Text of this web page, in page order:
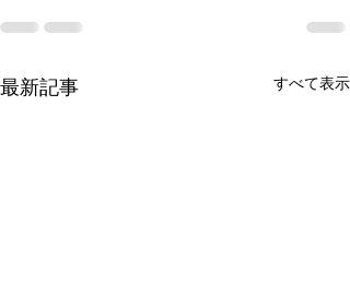
最新記事 すべて表示